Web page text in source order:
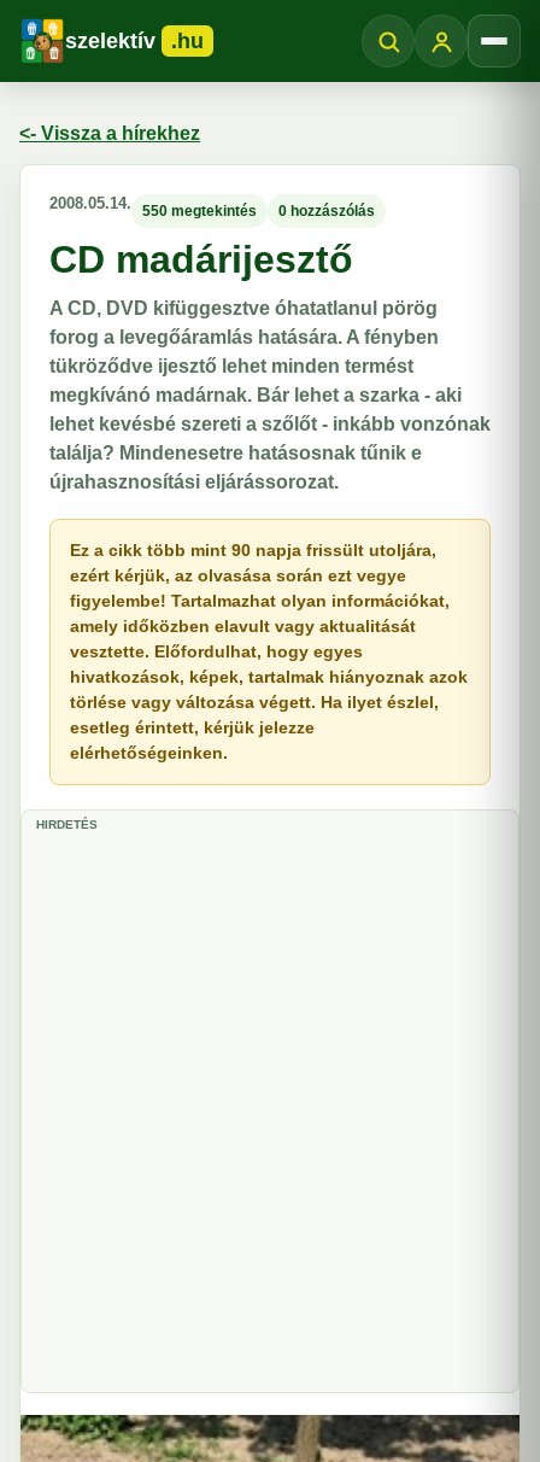
szelektív .hu
<- Vissza a hírekhez
2008.05.14. 550 megtekintés 0 hozzászólás
CD madárijesztő
A CD, DVD kifüggesztve óhatatlanul pörög
forog a levegőáramlás hatására. A fényben
tükröződve ijesztő lehet minden termést
megkívánó madárnak. Bár lehet a szarka - aki
lehet kevésbé szereti a szőlőt - inkább vonzónak
találja? Mindenesetre hatásosnak tűnik e
újrahasznosítási eljárássorozat.
Ez a cikk több mint 90 napja frissült utoljára,
ezért kérjük, az olvasása során ezt vegye
figyelembe! Tartalmazhat olyan információkat,
amely időközben elavult vagy aktualitását
vesztette. Előfordulhat, hogy egyes
hivatkozások, képek, tartalmak hiányoznak azok
törlése vagy változása végett. Ha ilyet észlel,
esetleg érintett, kérjük jelezze
elérhetőségeinken.
HIRDETÉS